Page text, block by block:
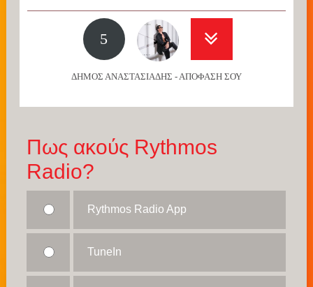
5
ΔΗΜΟΣ ΑΝΑΣΤΑΣΙΑΔΗΣ - ΑΠΟΦΑΣΗ ΣΟΥ
Πως ακούς Rythmos
Radio?
Rythmos Radio App
TuneIn